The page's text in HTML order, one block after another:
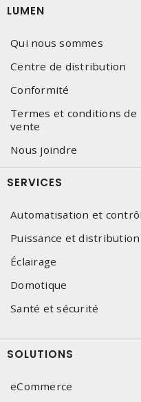
LUMEN
Qui nous sommes
Centre de distribution
Conformité
Termes et conditions de
vente
Nous joindre
SERVICES
Automatisation et
Puissance et distribution
Éclairage
Domotique
Santé et sécurité
SOLUTIONS
eCommerce